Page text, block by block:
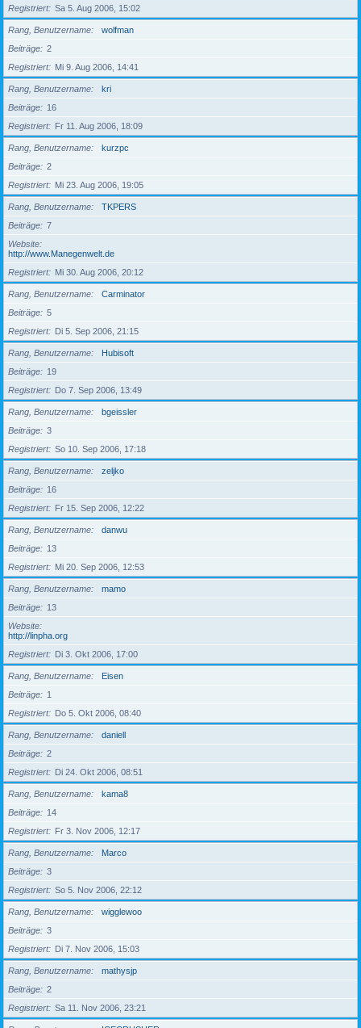
Registriert
Sa 5. Aug 2006, 15:02
Rang, Benutzername
wolfman
Beiträge
2
Registriert
Mi 9. Aug 2006, 14:41
Rang, Benutzername
kri
Beiträge
16
Registriert
Fr 11. Aug 2006, 18:09
Rang, Benutzername
kurzpc
Beiträge
2
Registriert
Mi 23. Aug 2006, 19:05
Rang, Benutzername
TKPERS
Beiträge
7
Website
http://www.Manegenwelt.de
Registriert
Mi 30. Aug 2006, 20:12
Rang, Benutzername
Carminator
Beiträge
5
Registriert
Di 5. Sep 2006, 21:15
Rang, Benutzername
Hubisoft
Beiträge
19
Registriert
Do 7. Sep 2006, 13:49
Rang, Benutzername
bgeissler
Beiträge
3
Registriert
So 10. Sep 2006, 17:18
Rang, Benutzername
zeljko
Beiträge
16
Registriert
Fr 15. Sep 2006, 12:22
Rang, Benutzername
danwu
Beiträge
13
Registriert
Mi 20. Sep 2006, 12:53
Rang, Benutzername
mamo
Beiträge
13
Website
http://linpha.org
Registriert
Di 3. Okt 2006, 17:00
Rang, Benutzername
Eisen
Beiträge
1
Registriert
Do 5. Okt 2006, 08:40
Rang, Benutzername
daniell
Beiträge
2
Registriert
Di 24. Okt 2006, 08:51
Rang, Benutzername
kama8
Beiträge
14
Registriert
Fr 3. Nov 2006, 12:17
Rang, Benutzername
Marco
Beiträge
3
Registriert
So 5. Nov 2006, 22:12
Rang, Benutzername
wigglewoo
Beiträge
3
Registriert
Di 7. Nov 2006, 15:03
Rang, Benutzername
mathysjp
Beiträge
2
Registriert
Sa 11. Nov 2006, 23:21